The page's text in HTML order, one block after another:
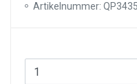
Artikelnummer: